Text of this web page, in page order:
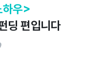
하우>
딩 편입니다